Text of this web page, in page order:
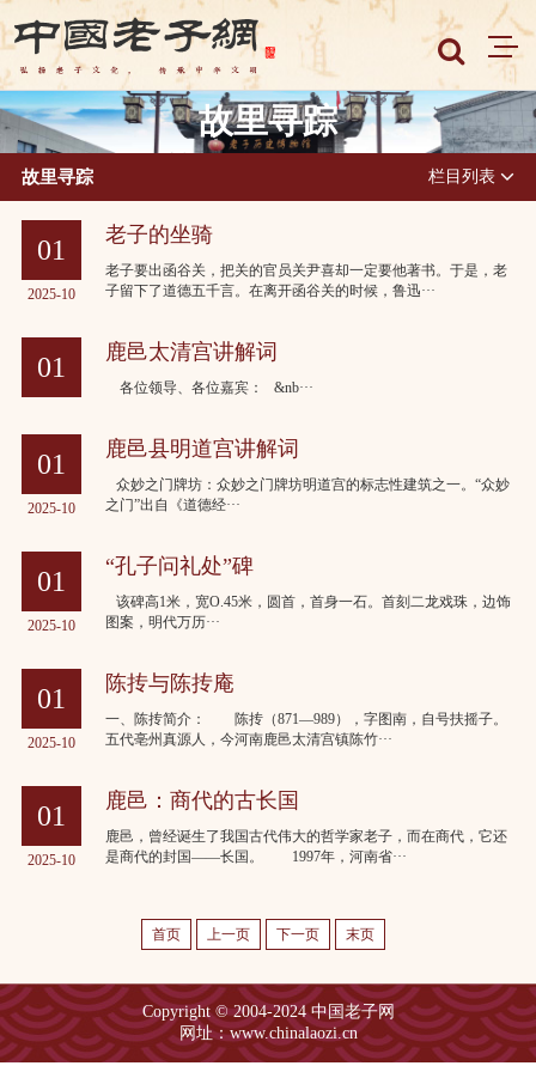
故里寻踪
故里寻踪 栏目列表
01
2025-10
老子的坐骑
老子要出函谷关，把关的官员关尹喜却一定要他著书。于是，老
子留下了道德五千言。在离开函谷关的时候，鲁迅···
01 鹿邑太清宫讲解词
各位领导、各位嘉宾： &nb···
01
2025-10
鹿邑县明道宫讲解词
众妙之门牌坊：众妙之门牌坊明道宫的标志性建筑之一。“众妙
之门”出自《道德经···
01
2025-10
“孔子问礼处”碑
该碑高1米，宽O.45米，圆首，首身一石。首刻二龙戏珠，边饰
图案，明代万历···
01
2025-10
陈抟与陈抟庵
一、陈抟简介： 陈抟（871—989），字图南，自号扶摇子。
五代亳州真源人，今河南鹿邑太清宫镇陈竹···
01
2025-10
鹿邑：商代的古长国
鹿邑，曾经诞生了我国古代伟大的哲学家老子，而在商代，它还
是商代的封国——长国。 1997年，河南省···
首页 上一页 下一页 末页
Copyright © 2004-2024 中国老子网
网址：www.chinalaozi.cn